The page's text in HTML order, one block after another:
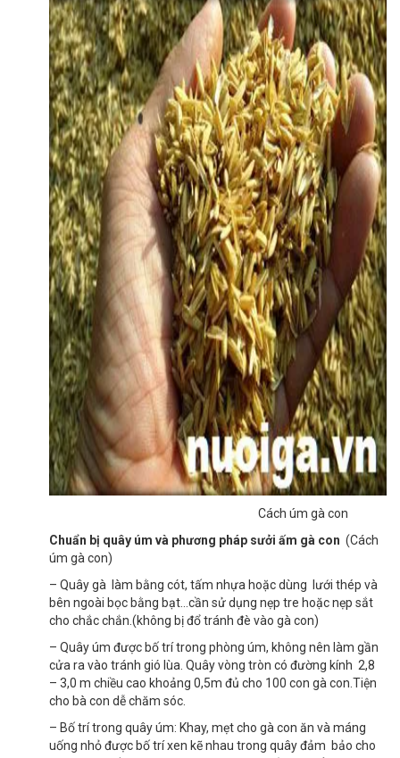
Cách úm gà con
Chuẩn bị quây úm và phương pháp sưởi ấm gà con (Cách
úm gà con)
– Quây gà làm bằng cót, tấm nhựa hoặc dùng lưới thép và
bên ngoài bọc bằng bạt…cần sử dụng nẹp tre hoặc nẹp sắt
cho chắc chắn.(không bị đổ tránh đè vào gà con)
– Quây úm được bố trí trong phòng úm, không nên làm gần
cửa ra vào tránh gió lùa. Quây vòng tròn có đường kính 2,8
– 3,0 m chiều cao khoảng 0,5m đủ cho 100 con gà con.Tiện
cho bà con dễ chăm sóc.
– Bố trí trong quây úm: Khay, mẹt cho gà con ăn và máng
uống nhỏ được bố trí xen kẽ nhau trong quây đảm bảo cho